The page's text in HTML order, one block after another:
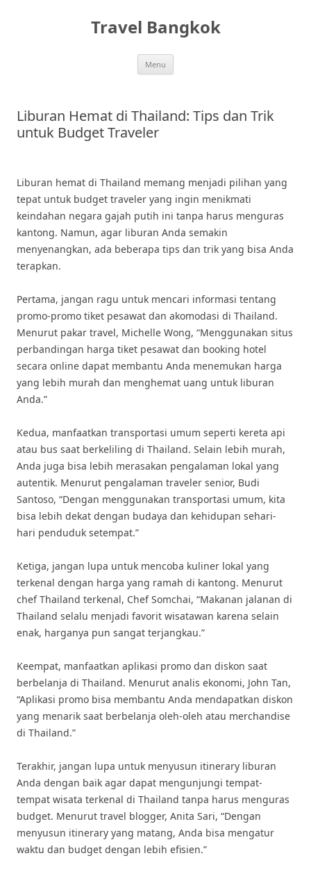
Travel Bangkok
Menu
Liburan Hemat di Thailand: Tips dan Trik
untuk Budget Traveler
Liburan hemat di Thailand memang menjadi pilihan yang
tepat untuk budget traveler yang ingin menikmati
keindahan negara gajah putih ini tanpa harus menguras
kantong. Namun, agar liburan Anda semakin
menyenangkan, ada beberapa tips dan trik yang bisa Anda
terapkan.
Pertama, jangan ragu untuk mencari informasi tentang
promo-promo tiket pesawat dan akomodasi di Thailand.
Menurut pakar travel, Michelle Wong, “Menggunakan situs
perbandingan harga tiket pesawat dan booking hotel
secara online dapat membantu Anda menemukan harga
yang lebih murah dan menghemat uang untuk liburan
Anda.”
Kedua, manfaatkan transportasi umum seperti kereta api
atau bus saat berkeliling di Thailand. Selain lebih murah,
Anda juga bisa lebih merasakan pengalaman lokal yang
autentik. Menurut pengalaman traveler senior, Budi
Santoso, “Dengan menggunakan transportasi umum, kita
bisa lebih dekat dengan budaya dan kehidupan sehari-
hari penduduk setempat.”
Ketiga, jangan lupa untuk mencoba kuliner lokal yang
terkenal dengan harga yang ramah di kantong. Menurut
chef Thailand terkenal, Chef Somchai, “Makanan jalanan di
Thailand selalu menjadi favorit wisatawan karena selain
enak, harganya pun sangat terjangkau.”
Keempat, manfaatkan aplikasi promo dan diskon saat
berbelanja di Thailand. Menurut analis ekonomi, John Tan,
“Aplikasi promo bisa membantu Anda mendapatkan diskon
yang menarik saat berbelanja oleh-oleh atau merchandise
di Thailand.”
Terakhir, jangan lupa untuk menyusun itinerary liburan
Anda dengan baik agar dapat mengunjungi tempat-
tempat wisata terkenal di Thailand tanpa harus menguras
budget. Menurut travel blogger, Anita Sari, “Dengan
menyusun itinerary yang matang, Anda bisa mengatur
waktu dan budget dengan lebih efisien.”